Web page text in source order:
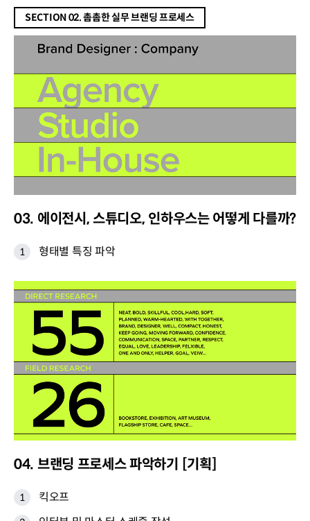
SECTION 02. 촘촘한 실무 브랜딩 프로세스
03. 에이전시, 스튜디오, 인하우스는 어떻게 다를까?
형태별 특징 파악
04. 브랜딩 프로세스 파악하기 [기획]
킥오프